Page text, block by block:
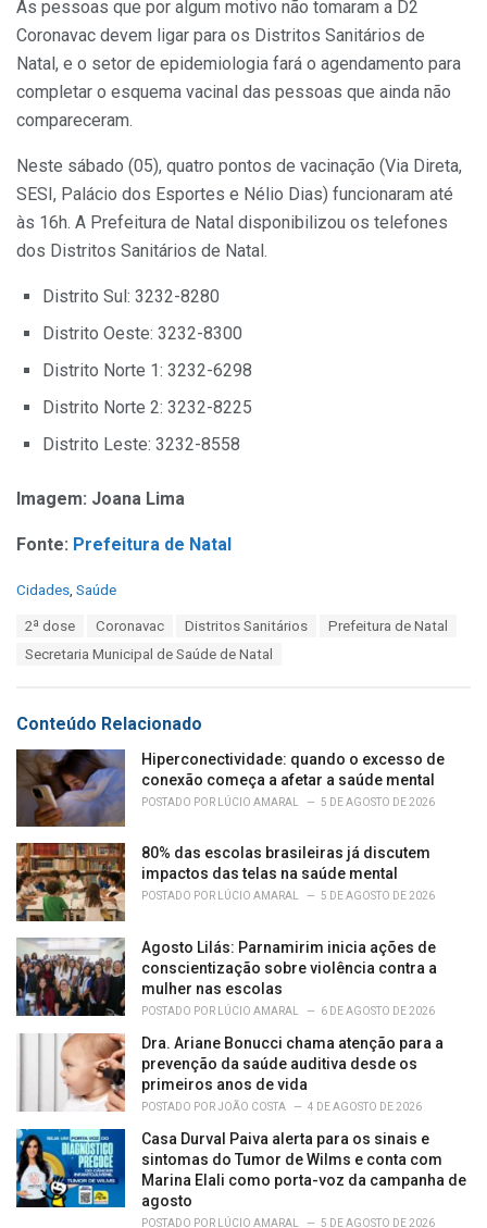
As pessoas que por algum motivo não tomaram a D2
Coronavac devem ligar para os Distritos Sanitários de
Natal, e o setor de epidemiologia fará o agendamento para
completar o esquema vacinal das pessoas que ainda não
compareceram.
Neste sábado (05), quatro pontos de vacinação (Via Direta,
SESI, Palácio dos Esportes e Nélio Dias) funcionaram até
às 16h. A Prefeitura de Natal disponibilizou os telefones
dos Distritos Sanitários de Natal.
Distrito Sul: 3232-8280
Distrito Oeste: 3232-8300
Distrito Norte 1: 3232-6298
Distrito Norte 2: 3232-8225
Distrito Leste: 3232-8558
Imagem: Joana Lima
Fonte: Prefeitura de Natal
C
i
e
s
Cidades, Saúde
2ª dose Coronavac Distritos Sanitários
Prefeitura de Natal
Secretaria Municipal de Saúde de Natal
Conteúdo Relacionado
Hiperconectividade: quando o excesso de
conexão começa a afetar a saúde mental
POSTADO POR LÚCIO AMARAL 5 DE AGOSTO DE 2026
80% das escolas brasileiras já discutem
impactos das telas na saúde mental
POSTADO POR LÚCIO AMARAL 5 DE AGOSTO DE 2026
Agosto Lilás: Parnamirim inicia ações de
conscientização sobre violência contra a
mulher nas escolas
POSTADO POR LÚCIO AMARAL 6 DE AGOSTO DE 2026
Dra. Ariane Bonucci chama atenção para a
prevenção da saúde auditiva desde os
primeiros anos de vida
POSTADO PORJOÃO COSTA 4 DE AGOSTO DE 2026
Casa Durval Paiva alerta para os sinais e
sintomas do Tumor de Wilms e conta com
Marina Elali como porta-voz da campanha de
agosto
POSTADO POR LÚCIO AMARAL 5 DE AGOSTO DE 2026